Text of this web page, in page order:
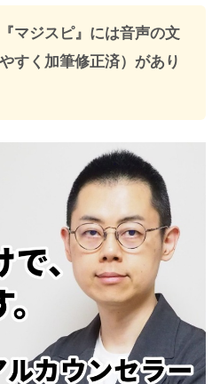
マジスピ』には音声の文
すく加筆修正済）があり